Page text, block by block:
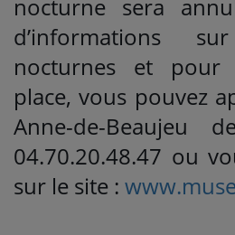
nocturne sera
d’informations
nocturnes et pour
place, vous pouvez
Anne-de-Beaujeu
04.70.20.48.47 ou
sur le site :